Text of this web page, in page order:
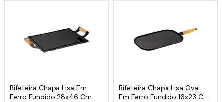
Bifeteira Chapa Lisa Em
Ferro Fundido 28x46 Cm
Bifeteira Chapa Lisa Oval
Em Ferro Fundido 16x23 Cm